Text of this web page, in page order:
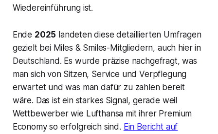
Wiedereinführung ist.
Ende 2025 landeten diese detaillierten Umfragen
gezielt bei Miles & Smiles-Mitgliedern, auch hier in
Deutschland. Es wurde präzise nachgefragt, was
man sich von Sitzen, Service und Verpflegung
erwartet und was man dafür zu zahlen bereit
wäre. Das ist ein starkes Signal, gerade weil
Wettbewerber wie Lufthansa mit ihrer Premium
Economy so erfolgreich sind. Ein Bericht auf